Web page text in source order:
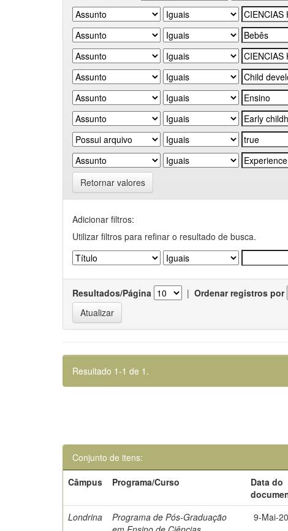
Retornar valores
Adicionar filtros:
Utilizar filtros para refinar o resultado de busca.
Resultados/Página | Ordenar registros por
Resultado 1-1 de 1.
Conjunto de itens:
Câmpus
Programa/Curso
Data do
Londrina
Programa de Pós-Graduação
9-Mai-